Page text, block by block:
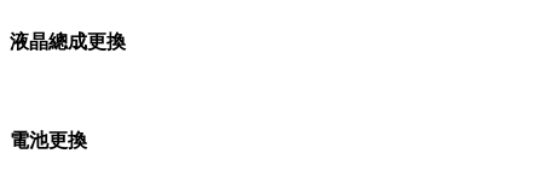
液晶總成更換
電池更換